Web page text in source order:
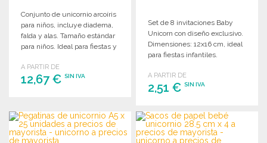
Conjunto de unicornio arcoíris
para niños, incluye diadema,
falda y alas. Tamaño estándar
para niños. Ideal para fiestas y
A PARTIR DE
12,67 € SIN IVA
Solicitar un presupuesto
Set de 8 invitaciones Baby
Unicorn con diseño exclusivo.
Dimensiones: 12x16 cm, ideal
para fiestas infantiles.
A PARTIR DE
2,51 €SIN IVA
PEDIR
Solicitar un presupuesto